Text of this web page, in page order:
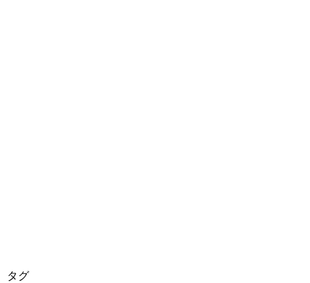
タグ